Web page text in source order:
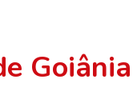
Goiânia